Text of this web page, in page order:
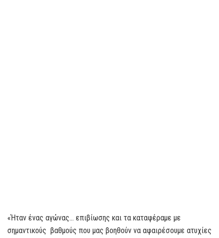
«Ήταν ένας αγώνας… επιβίωσης και τα καταφέραμε με
σημαντικούς βαθμούς που μας βοηθούν να αφαιρέσουμε ατυχίες